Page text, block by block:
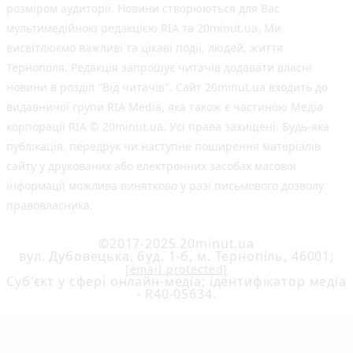
розміром аудиторії. Новини створюються для Вас
мультимедійною редакцією RIA та 20minut.ua. Ми
висвітлюємо важливі та цікаві події, людей, життя
Тернополя. Редакція запрошує читачів додавати власні
новини в розділ "Від читачів". Сайт 20minut.ua входить до
видавничої групи RIA Media, яка також є частиною Медіа
корпорації RIA © 20minut.ua. Усі права захищені. Будь-яка
публiкацiя, передрук чи наступне поширення матеріалів
сайту у друкованих або електронних засобах масової
інформації можлива винятково у разі письмового дозволу
правовласника.
©2017-2025 20minut.ua
вул. Дубовецька, буд. 1-б, м. Тернопіль, 46001;
[email protected]
Cуб'єкт у сфері онлайн-медіа; ідентифікатор медіа
- R40-05634.